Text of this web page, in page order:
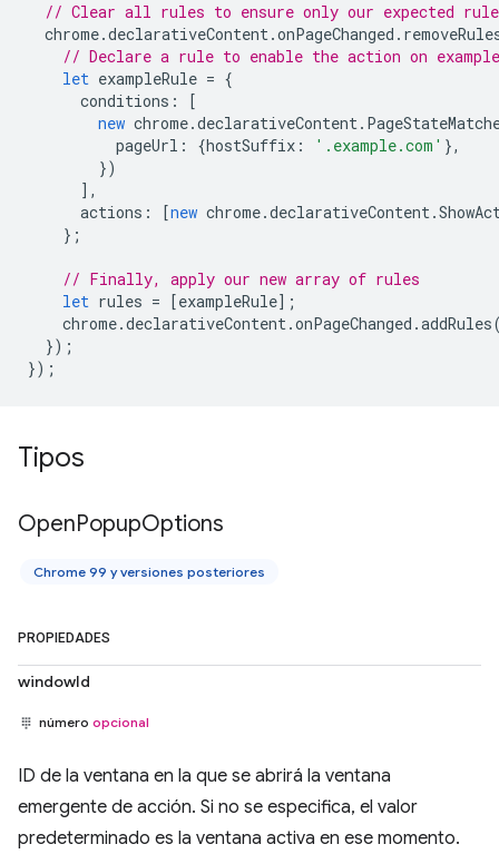
// Clear all rules to ensure only our expected
chrome.declarativeContent.onPageChanged .
// Declare a rule to enable the action on
let exampleRule = {
conditions :
[
new chrome.declarativeContent.
pageUrl : {hostSuffix : '.example.com' },
})
],
actions : [new chrome.declarativeContent.
};
// Finally, apply our new array of rules
let rules = [exampleRule];
chrome.declarativeContent.onPageChanged .addRules
});
});
Tipos
OpenPopupOptions
Chrome 99 y versiones posteriores
PROPIEDADES
windowId
número opcional
ID de la ventana en la que se abrirá la ventana
emergente de acción. Si no se especifica, el valor
predeterminado es la ventana activa en ese momento.